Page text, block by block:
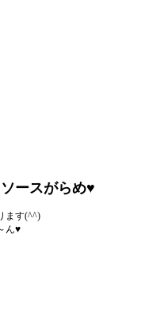
ースがらめ♥
ます(^^)
ん♥